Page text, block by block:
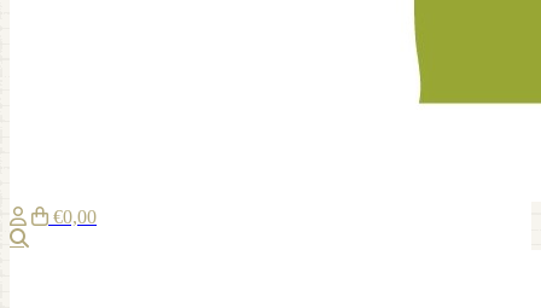
€0,00